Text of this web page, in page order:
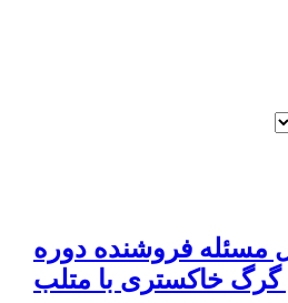
مسئله فروشنده دوره
گرگ خاکستری با متلب